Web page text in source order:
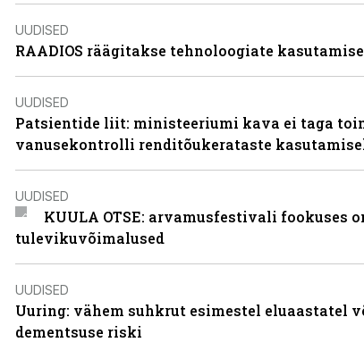
UUDISED
RAADIOS räägitakse tehnoloogiate
UUDISED
Patsientide liit: ministeeriumi kava ei taga
vanusekontrolli renditõukerataste
UUDISED
KUULA OTSE: arvamusfestivali fookuses
tulevikuvõimalused
UUDISED
Uuring: vähem suhkrut esimestel eluaastatel
dementsuse riski